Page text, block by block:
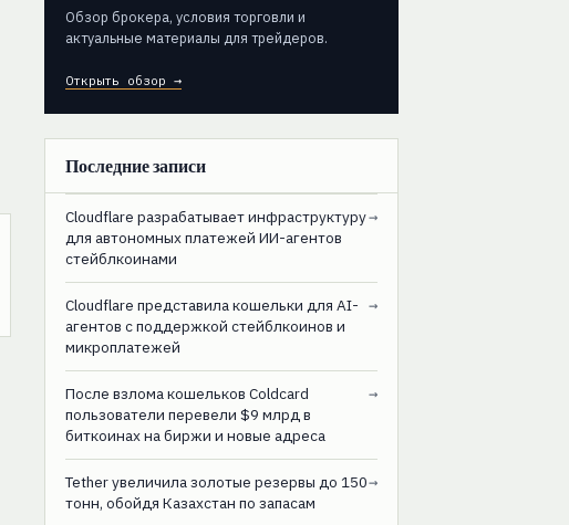
Обзор брокера, условия торговли и
актуальные материалы для трейдеров.
Открыть обзор →
Последние записи
Cloudflare разрабатывает инфраструктуру
для автономных платежей ИИ-агентов
стейблкоинами
→
Cloudflare представила кошельки для AI-
агентов с поддержкой стейблкоинов и
микроплатежей
→
После взлома кошельков Coldcard
пользователи перевели $9 млрд в
биткоинах на биржи и новые адреса
→
Tether увеличила золотые резервы до 150
тонн, обойдя Казахстан по запасам
→